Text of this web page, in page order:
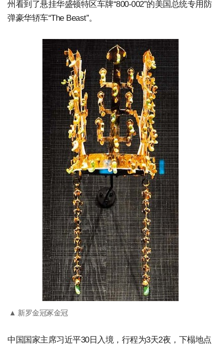
州看到了悬挂华盛顿特区车牌“800-002”的美国总统专用防
弹豪华轿车“The Beast”。
▲ 新罗金冠冢金冠
中国国家主席习近平30日入境，行程为3天2夜，下榻地点